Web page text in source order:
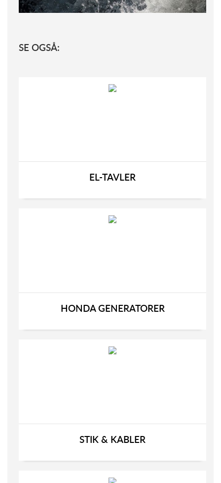
SE OGSÅ:
EL-TAVLER
HONDA GENERATORER
STIK & KABLER